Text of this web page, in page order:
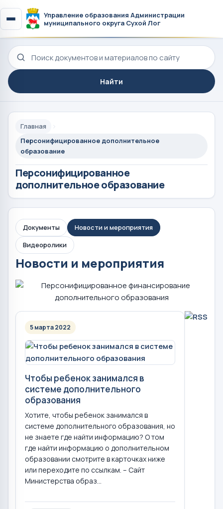
Управление образования Администрации
муниципального округа Сухой Лог
Поиск по сайту
Найти
Главная
Персонифицированное дополнительное
образование
Персонифицированное
дополнительное образование
Документы
Новости и мероприятия
Видеоролики
Новости и мероприятия
5 марта 2022
Чтобы ребенок занимался в
системе дополнительного
образования
Хотите, чтобы ребенок занимался в
системе дополнительного образования, но
не знаете где найти информацию? О том
где найти информацию о дополнительном
образовании смотрите в карточках ниже
или переходите по ссылкам. – Сайт
Министерства образ...